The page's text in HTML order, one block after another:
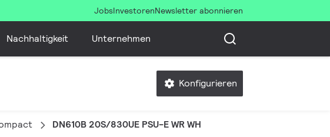
JobsInvestorenNewsletter abonnieren
Nachhaltigkeit Unternehmen
Konfigurieren
DN610B 20S/830UE PSU-E WR WH